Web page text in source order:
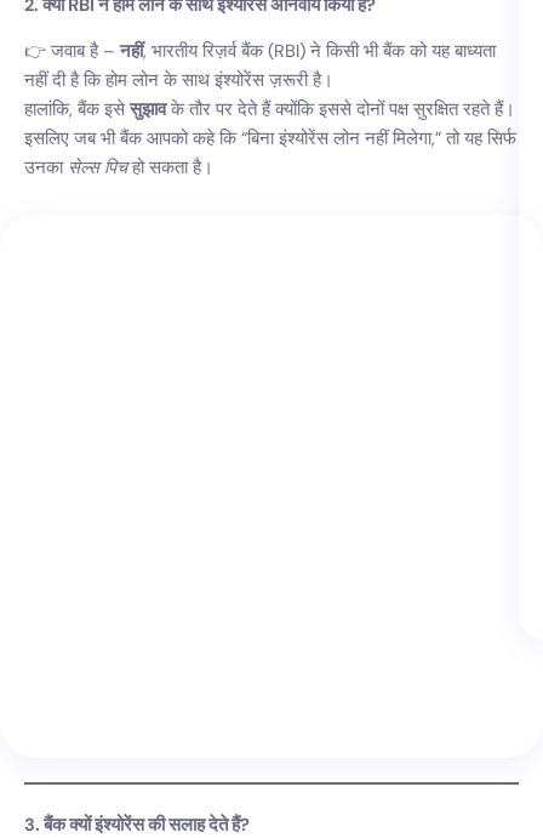
2. क्या RBI ने होम लोन के साथ इंश्योरेंस अनिवार्य किया है?
👉 जवाब है – नहीं, भारतीय रिज़र्व बैंक (RBI) ने किसी भी बैंक को यह बाध्यता
नहीं दी है कि होम लोन के साथ इंश्योरेंस ज़रूरी है।
हालांकि, बैंक इसे सुझावके तौर पर देते हैं क्योंकि इससे दोनों पक्ष सुरक्षित रहते हैं।
इसलिए जब भी बैंक आपको कहे कि “बिना इंश्योरेंस लोन नहीं मिलेगा,” तो यह सिर्फ
उनका सेल्स पिचहो सकता है।
3. बैंक क्यों इंश्योरेंस की सलाह देते हैं?